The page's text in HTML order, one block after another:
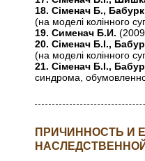
18. Сіменач Б.,
(на моделі колінного
19. Сименач Б.И.
20. Сіменач Б.І.,
(на моделі колінного
21. Сіменач Б.І.,
синдрома,
ПРИЧИННОСТЬ И